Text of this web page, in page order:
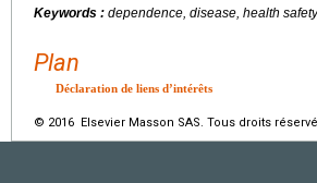
Keywords : dependence, disease, health
Plan
Déclaration de liens d’intérêts
© 2016 Elsevier Masson SAS. Tous droits